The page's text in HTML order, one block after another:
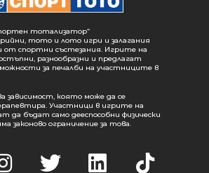
тотализатор“
тото и лото игри и залагания
от спортни състезания. Игрите на
разнообразни и предлагат
за печалби на участниците в
зависимост, която може да се
Участници в игрите на
да бъдат само дееспособни физически
законово ограничение за това.